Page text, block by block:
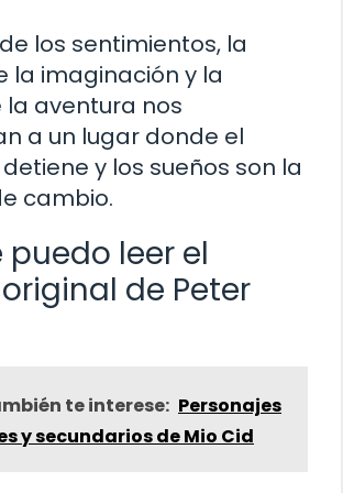
los sentimientos, la
la imaginación y la
aventura nos
a un lugar donde el
y los sueños son la
cambio.
puedo leer el
de Peter
te interese: Personajes
y secundarios de Mio Cid